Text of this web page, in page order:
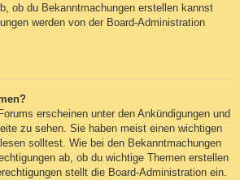
ob du Bekanntmachungen erstellen kannst
werden von der Board-Administration
erscheinen unter den Ankündigungen und
zu sehen. Sie haben meist einen wichtigen
solltest. Wie bei den Bekanntmachungen
ab, ob du wichtige Themen erstellen
stellt die Board-Administration ein.